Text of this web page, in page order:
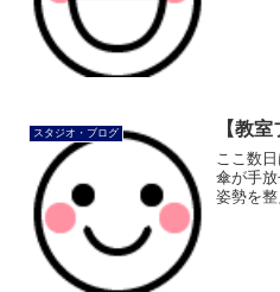
スタジオ・ブログ 【教
ここ数
傘が手
姿勢を整